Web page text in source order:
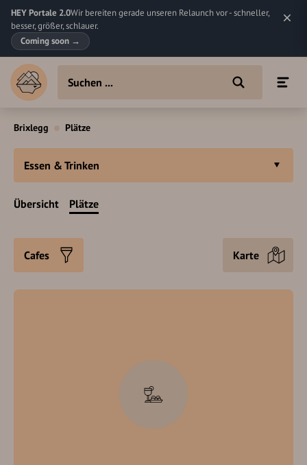
HEY Portale 2.0Wir bereiten gerade unseren Relaunch vor - schneller,
besser, größer, schlauer.
Coming soon →
Brixlegg Plätze
Essen & Trinken
Übersicht Plätze
Cafes Karte